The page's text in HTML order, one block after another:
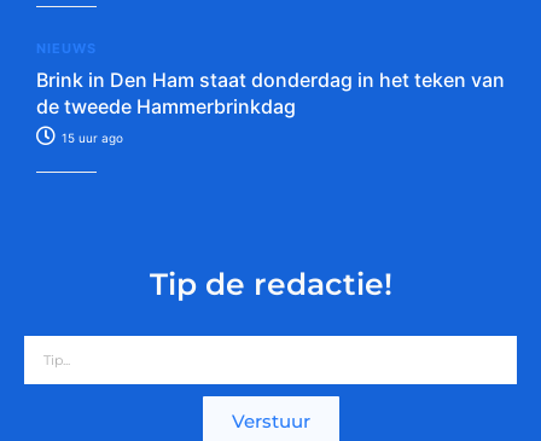
NIEUWS
Brink in Den Ham staat donderdag in het teken van
de tweede Hammerbrinkdag
15 uur ago
Tip de redactie!
Verstuur